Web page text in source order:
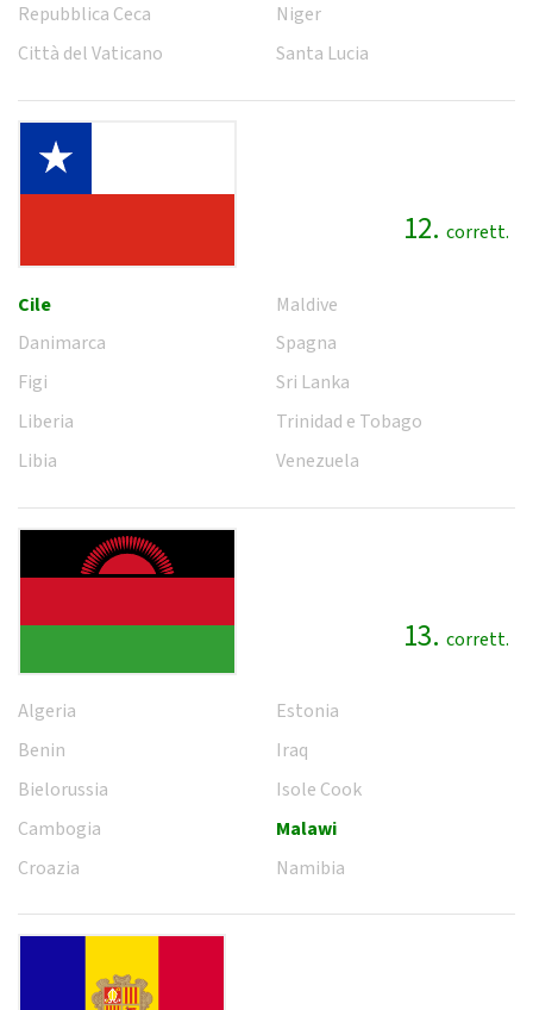
Repubblica Ceca
Città del Vaticano
Niger
Santa Lucia
12. corrett.
Cile
Danimarca
Figi
Liberia
Libia
Maldive
Spagna
Sri Lanka
Trinidad e Tobago
Venezuela
13. corrett.
Algeria
Benin
Bielorussia
Cambogia
Croazia
Estonia
Iraq
Isole Cook
Malawi
Namibia